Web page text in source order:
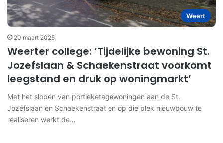
Weert
20 maart 2025
Weerter college: ‘Tijdelijke bewoning St.
Jozefslaan & Schaekenstraat voorkomt
leegstand en druk op woningmarkt’
Met het slopen van portieketagewoningen aan de St.
Jozefslaan en Schaekenstraat en op die plek nieuwbouw te
realiseren werkt de…